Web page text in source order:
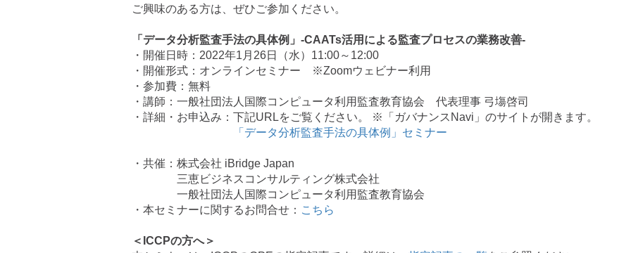
ご興味のある方は、ぜひご参加ください。
「データ分析監査手法の具体例」-CAATs活用による監査プロセスの業務改善-
・開催日時：2022年1月26日（水）11:00～12:00
・開催形式：オンラインセミナー ※Zoomウェビナー利用
・参加費：無料
・講師：一般社団法人国際コンピュータ利用監査教育協会 代表理事 弓塲啓司
・詳細・お申込み：下記URLをご覧ください。 ※「ガバナンスNavi」のサイトが開きます。
「データ分析監査手法の具体例」セミナー
・共催：株式会社 iBridge Japan
三恵ビジネスコンサルティング株式会社
一般社団法人国際コンピュータ利用監査教育協会
・本セミナーに関するお問合せ： こちら
＜ICCPの方へ＞